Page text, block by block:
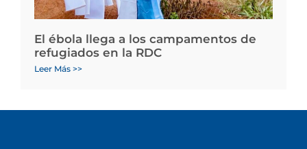
El ébola llega a los campamentos de
refugiados en la RDC
Leer Más >>